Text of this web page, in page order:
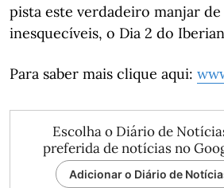
pista este verdadeiro manjar de
inesquecíveis, o Dia 2 do
Para saber mais clique aqui:
Escolha o Diário de
preferida de notícias no
Adicionar o Diário de